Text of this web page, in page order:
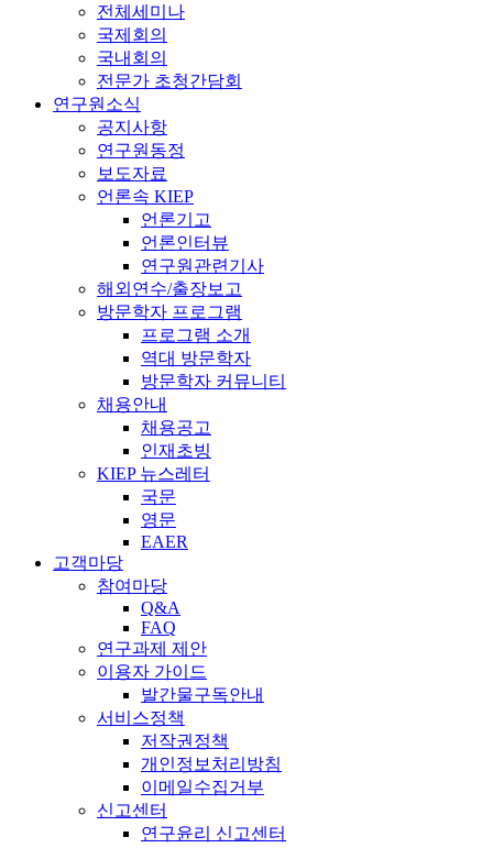
전체세미나
국제회의
국내회의
전문가 초청간담회
연구원소식
공지사항
연구원동정
보도자료
언론속 KIEP
언론기고
언론인터뷰
연구원관련기사
해외연수/출장보고
방문학자 프로그램
프로그램 소개
역대 방문학자
방문학자 커뮤니티
채용안내
채용공고
인재초빙
KIEP 뉴스레터
국문
영문
EAER
고객마당
참여마당
Q&A
FAQ
연구과제 제안
이용자 가이드
발간물구독안내
서비스정책
저작권정책
개인정보처리방침
이메일수집거부
신고센터
연구윤리 신고센터